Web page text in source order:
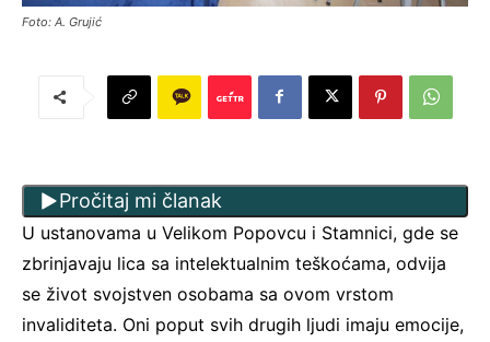
Foto: A. Grujić
Pročitaj mi članak
U ustanovama u Velikom Popovcu i Stamnici, gde se
zbrinjavaju lica sa intelektualnim teškoćama, odvija
se život svojstven osobama sa ovom vrstom
invaliditeta. Oni poput svih drugih ljudi imaju emocije,